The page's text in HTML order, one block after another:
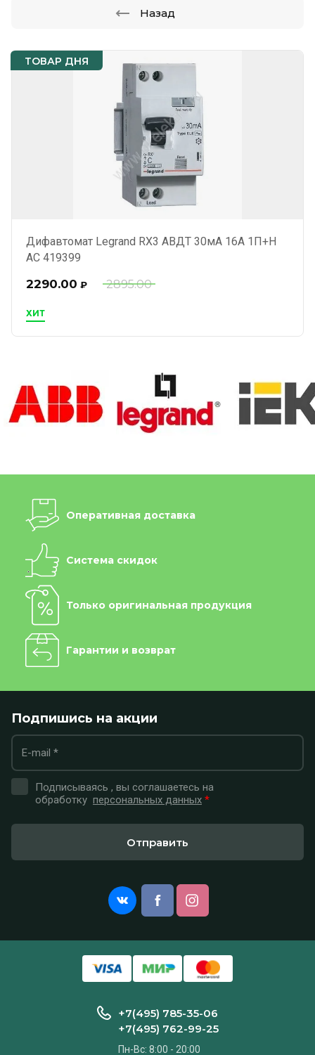
ТОВАР ДНЯ
Дифавтомат Legrand RX3 АВДТ 30мА 16А 1П+Н
AC 419399
ХИТ
2895.00
2290.00 ₽
Назад
Оперативная доставка
Система скидок
Только оригинальная продукция
Гарантии и возврат
Подпишись на акции
Подписываясь , вы соглашаетесь на
обработку персональных данных *
Отправить
+7(495) 785-35-06
+7(495) 762-99-25
Пн-Вс: 8:00 - 20:00